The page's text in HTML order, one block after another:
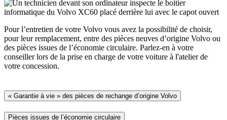
Pour l’entretien de votre Volvo vous avez la possibilité de choisir,
pour leur remplacement, entre des pièces neuves d’origine Volvo ou
des pièces issues de l’économie circulaire. Parlez-en à votre
conseiller lors de la prise en charge de votre voiture à l'atelier de
votre concession.
« Garantie à vie » des pièces de rechange d’origine Volvo
Pièces issues de l’économie circulaire